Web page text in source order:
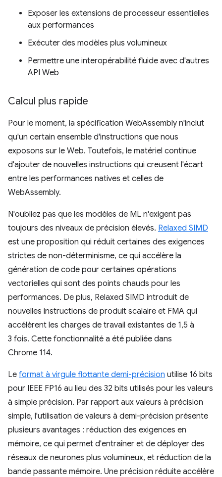
Exposer les extensions de processeur essentielles
aux performances
Exécuter des modèles plus volumineux
Permettre une interopérabilité fluide avec d'autres
API Web
Calcul plus rapide
Pour le moment, la spécification WebAssembly n'inclut
qu'un certain ensemble d'instructions que nous
exposons sur le Web. Toutefois, le matériel continue
d'ajouter de nouvelles instructions qui creusent l'écart
entre les performances natives et celles de
WebAssembly.
N'oubliez pas que les modèles de ML n'exigent pas
toujours des niveaux de précision élevés. Relaxed SIMD
est une proposition qui réduit certaines des exigences
strictes de non-déterminisme, ce qui accélère la
génération de code pour certaines opérations
vectorielles qui sont des points chauds pour les
performances. De plus, Relaxed SIMD introduit de
nouvelles instructions de produit scalaire et FMA qui
accélèrent les charges de travail existantes de 1,5 à
3 fois. Cette fonctionnalité a été publiée dans
Chrome 114.
Le format à virgule flottante demi-précision utilise 16 bits
pour IEEE FP16 au lieu des 32 bits utilisés pour les valeurs
à simple précision. Par rapport aux valeurs à précision
simple, l'utilisation de valeurs à demi-précision présente
plusieurs avantages : réduction des exigences en
mémoire, ce qui permet d'entraîner et de déployer des
réseaux de neurones plus volumineux, et réduction de la
bande passante mémoire. Une précision réduite accélère